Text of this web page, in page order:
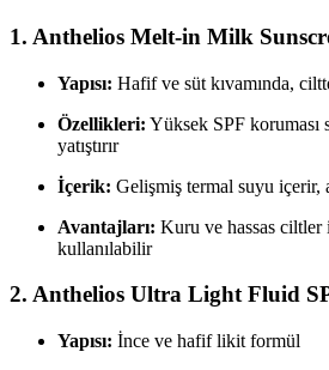
1. Anthelios Melt-in Milk
Yapısı: Hafif ve süt kıvamında,
Özellikleri: Yüksek SPF
yatıştırır
İçerik: Gelişmiş termal suyu
Avantajları: Kuru ve hassas ciltler
kullanılabilir
2. Anthelios Ultra Light Fluid
Yapısı: İnce ve hafif likit formül